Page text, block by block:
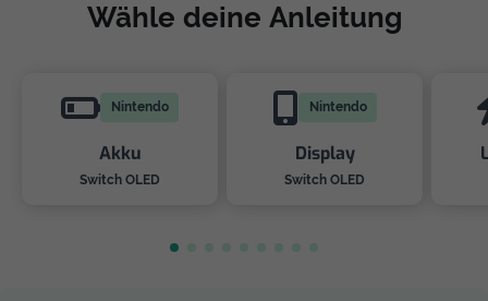
Wähle deine Anleitung
Nintendo
Akku
Switch OLED
Nintendo
Display
Switch OLED